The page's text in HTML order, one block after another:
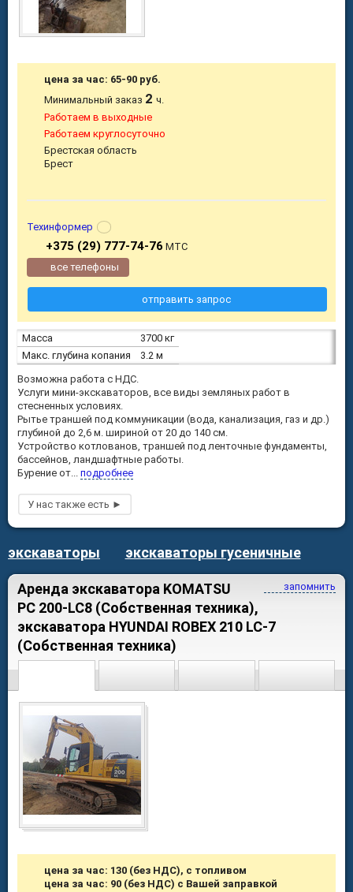
Масса
3700 кг
Макс. глубина копания
3.2 м
Возможна работа с НДС.
Услуги мини-экскаваторов, все виды земляных работ в
стесненных условиях.
Рытье траншей под коммуникации (вода, канализация, газ и др.)
глубиной до 2,6 м. шириной от 20 до 140 см.
Устройство котлованов, траншей под ленточные фундаменты,
бассейнов, ландшафтные работы.
Бурение от... подробнее
цена за час: 65-90 руб.
Минимальный заказ 2ч.
Работаем в выходные
Работаем круглосуточно
Брестская область
Брест
Техинформер
+375 (29) 777-74-76 МТС
все телефоны
отправить запрос
экскаваторы экскаваторы гусеничные
запомнить
Аренда экскаватора KOMATSU
PC 200-LC8 (Собственная техника),
экскаватора HYUNDAI ROBEX 210 LC-7
(Собственная техника)
цена за час: 130 (без НДС), с топливом
цена за час: 90 (без НДС) с Вашей заправкой